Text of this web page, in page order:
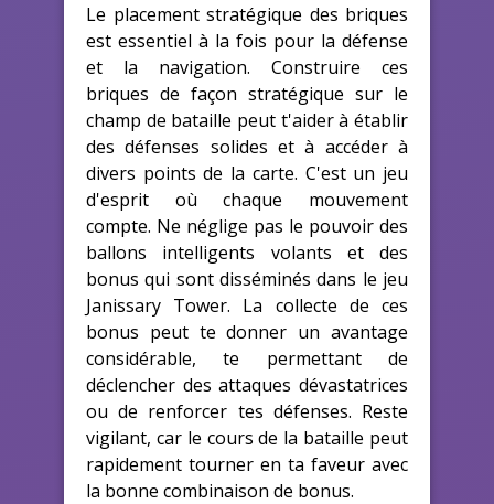
Le placement stratégique des briques
est essentiel à la fois pour la défense
et la navigation. Construire ces
briques de façon stratégique sur le
champ de bataille peut t'aider à établir
des défenses solides et à accéder à
divers points de la carte. C'est un jeu
d'esprit où chaque mouvement
compte. Ne néglige pas le pouvoir des
ballons intelligents volants et des
bonus qui sont disséminés dans le jeu
Janissary Tower. La collecte de ces
bonus peut te donner un avantage
considérable, te permettant de
déclencher des attaques dévastatrices
ou de renforcer tes défenses. Reste
vigilant, car le cours de la bataille peut
rapidement tourner en ta faveur avec
la bonne combinaison de bonus.